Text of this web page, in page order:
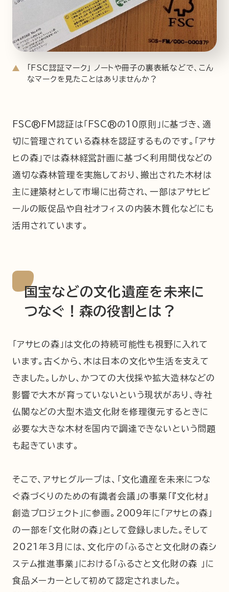
「FSC認証マーク」 ノートや冊子の裏表紙などで、こん
なマークを見たことはありませんか？
FSC®FM認証は「FSC®の10原則」に基づき、適
切に管理されている森林を認証するものです。「アサ
ヒの森」では森林経営計画に基づく利用間伐などの
適切な森林管理を実施しており、搬出された木材は
主に建築材として市場に出荷され、一部はアサヒビ
ールの販促品や自社オフィスの内装木質化などにも
活用されています。
国宝などの文化遺産を未来に
つなぐ！森の役割とは？
「アサヒの森」は文化の持続可能性も視野に入れて
います。古くから、木は日本の文化や生活を支えて
きました。しかし、かつての大伐採や拡大造林などの
影響で大木が育っていないという現状があり、寺社
仏閣などの大型木造文化財を修理復元するときに
必要な大きな木材を国内で調達できないという問題
も起きています。
そこで、アサヒグループは、「文化遺産を未来につな
ぐ森づくりのための有識者会議」の事業「『文化材』
創造プロジェクト」に参画。2009年に「アサヒの森」
の一部を「文化財の森」として登録しました。そして
2021年3月には、文化庁の「ふるさと文化財の森シ
ステム推進事業」における「ふるさと文化財の森 」に
食品メーカーとして初めて認定されました。